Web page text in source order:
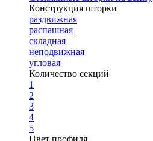
Конструкция шторки
раздвижная
распашная
складная
неподвижная
угловая
Количество секций
1
2
3
4
5
Цвет профиля